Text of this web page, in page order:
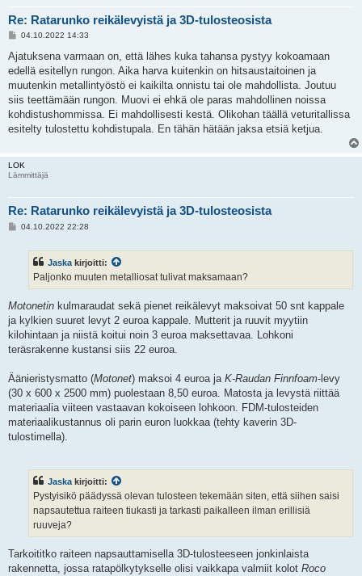
Re: Ratarunko reikälevyistä ja 3D-tulosteosista
V
e
t
i
04.10.2022 14:33
Ajatuksena varmaan on, että lähes kuka tahansa pystyy kokoamaan
edellä esitellyn rungon. Aika harva kuitenkin on hitsaustaitoinen ja
muutenkin metallintyöstö ei kaikilta onnistu tai ole mahdollista. Joutuu
siis teettämään rungon. Muovi ei ehkä ole paras mahdollinen noissa
kohdistushommissa. Ei mahdollisesti kestä. Olikohan täällä veturitallissa
esitelty tulostettu kohdistupala. En tähän hätään jaksa etsiä ketjua.
LOK
Lämmittäjä
Re: Ratarunko reikälevyistä ja 3D-tulosteosista
V04.10.2022 22:28
Jaska kirjoitti:
Paljonko muuten metalliosat tulivat maksamaan?
Motonetin kulmaraudat sekä pienet reikälevyt maksoivat 50 snt kappale
ja kylkien suuret levyt 2 euroa kappale. Mutterit ja ruuvit myytiin
kilohintaan ja niistä koitui noin 3 euroa maksettavaa. Lohkoni
teräsrakenne kustansi siis 22 euroa.
Äänieristysmatto (Motonet) maksoi 4 euroa ja K-Raudan Finnfoam-levy
(30 x 600 x 2500 mm) puolestaan 8,50 euroa. Matosta ja levystä riittää
materiaalia viiteen vastaavan kokoiseen lohkoon. FDM-tulosteiden
materiaalikustannus oli parin euron luokkaa (tehty kaverin 3D-
tulostimella).
Jaska kirjoitti:
Pystyisikö päädyssä olevan tulosteen tekemään siten, että siihen saisi
napsautettua raiteen tiukasti ja tarkasti paikalleen ilman erillisiä
ruuveja?
Tarkoititko raiteen napsauttamisella 3D-tulosteeseen jonkinlaista
rakennetta, jossa ratapölkytykselle olisi vaikkapa valmiit kolot Roco